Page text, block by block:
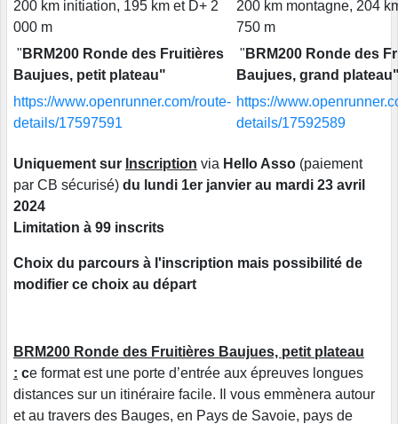
200 km initiation, 195 km et D+ 2
000 m
200 km montagne, 204
750 m
" BRM200 Ronde des Fruitières
Baujues, petit plateau"
" BRM200 Ronde des
Baujues, grand
https://www.openrunner.com/route-
details/17597591
https://
details/17592589
Uniquement sur Inscription via Hello Asso (paiement
par CB sécurisé) du lundi 1er janvier au mardi 23 avril
2024
Limitation à 99 inscrits
Choix du parcours à l'inscription mais possibilité de
modifier ce choix au départ
BRM200 Ronde des Fruitières Baujues, petit plateau
: ce format est une porte d’entrée aux épreuves longues
distances sur un itinéraire facile. Il vous emmènera autour
et au travers des Bauges, en Pays de Savoie, pays de